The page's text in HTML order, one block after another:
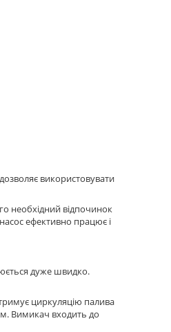
використовувати
необхідний відпочинок
ефективно працює і
дуже швидко.
циркуляцію палива
Вимикач входить до